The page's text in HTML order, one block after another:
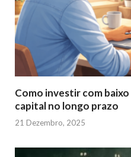
Como investir com
capital no longo prazo
21 Dezembro, 2025